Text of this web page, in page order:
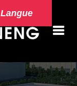
Langue